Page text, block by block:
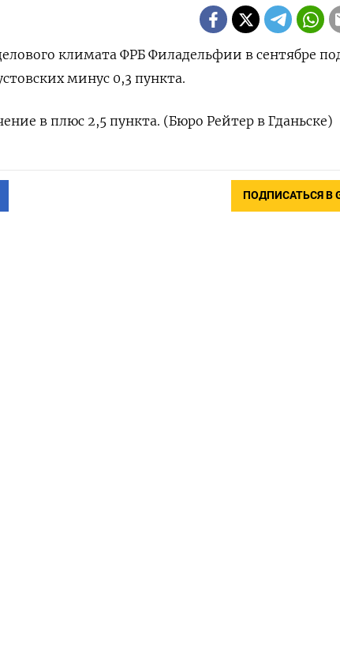
климата ФРБ Филадельфии в сентябре
минус 0,3 пункта.
в плюс 2,5 пункта. (Бюро Рейтер в Гданьске)
ПОДПИСАТЬСЯ В